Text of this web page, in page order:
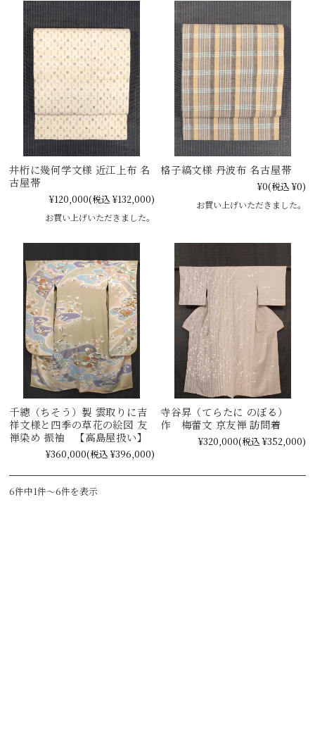
井桁に幾何学文様 近江上布 名
古屋帯
¥120,000(税込 ¥132,000)
お買い上げいただきました。
格子縞文様 丹波布 名古屋帯
¥0(税込 ¥0)
お買い上げいただきました。
千總（ちそう）製 雲取りに吉
祥文様と四季の草花の絵図 友
禅染め 振袖 【高島屋扱い】
¥360,000(税込 ¥396,000)
寺谷昇（てらたに のぼる）
作 梅蕾文 京友禅 訪問着
¥320,000(税込 ¥352,000)
6件中1件～6件を表示